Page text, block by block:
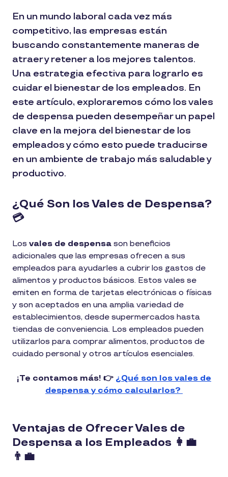
En un mundo laboral cada vez más
competitivo, las empresas están
buscando constantemente maneras de
atraer y retener a los mejores talentos.
Una estrategia efectiva para lograrlo es
cuidar el bienestar de los empleados. En
este artículo, exploraremos cómo los vales
de despensa pueden desempeñar un papel
clave en la mejora del bienestar de los
empleados y cómo esto puede traducirse
en un ambiente de trabajo más saludable y
productivo.
¿Qué Son los Vales de Despensa?
💳
Los vales de despensa son beneficios
adicionales que las empresas ofrecen a sus
empleados para ayudarles a cubrir los gastos de
alimentos y productos básicos. Estos vales se
emiten en forma de tarjetas electrónicas o físicas
y son aceptados en una amplia variedad de
establecimientos, desde supermercados hasta
tiendas de conveniencia. Los empleados pueden
utilizarlos para comprar alimentos, productos de
cuidado personal y otros artículos esenciales.
¡Te contamos más! 👉 ¿Qué son los vales de
despensa y cómo calcularlos?
Ventajas de Ofrecer Vales de
Despensa a los Empleados 👩‍💼
👨‍💼